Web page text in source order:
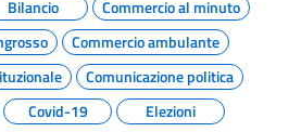
Bilancio
Commercio al minuto
Commercio ambulante
Comunicazione politica
Covid-19 Elezioni